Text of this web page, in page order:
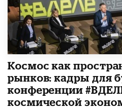
Космос как
рынков: кадры для
конференции
космической